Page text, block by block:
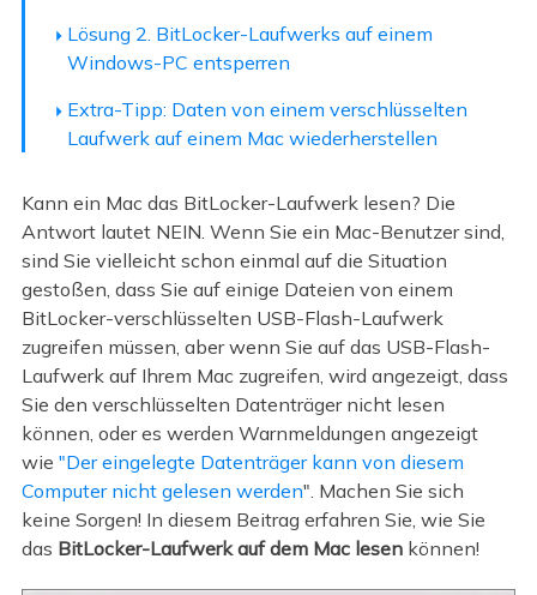
Lösung 2. BitLocker-Laufwerks auf einem
Windows-PC entsperren
Extra-Tipp: Daten von einem verschlüsselten
Laufwerk auf einem Mac wiederherstellen
Kann ein Mac das BitLocker-Laufwerk lesen? Die
Antwort lautet NEIN. Wenn Sie ein Mac-Benutzer sind,
sind Sie vielleicht schon einmal auf die Situation
gestoßen, dass Sie auf einige Dateien von einem
BitLocker-verschlüsselten USB-Flash-Laufwerk
zugreifen müssen, aber wenn Sie auf das USB-Flash-
Laufwerk auf Ihrem Mac zugreifen, wird angezeigt, dass
Sie den verschlüsselten Datenträger nicht lesen
können, oder es werden Warnmeldungen angezeigt
wie "Der eingelegte Datenträger kann von diesem
Computer nicht gelesen werden". Machen Sie sich
keine Sorgen! In diesem Beitrag erfahren Sie, wie Sie
das BitLocker-Laufwerk auf dem Mac lesenkönnen!